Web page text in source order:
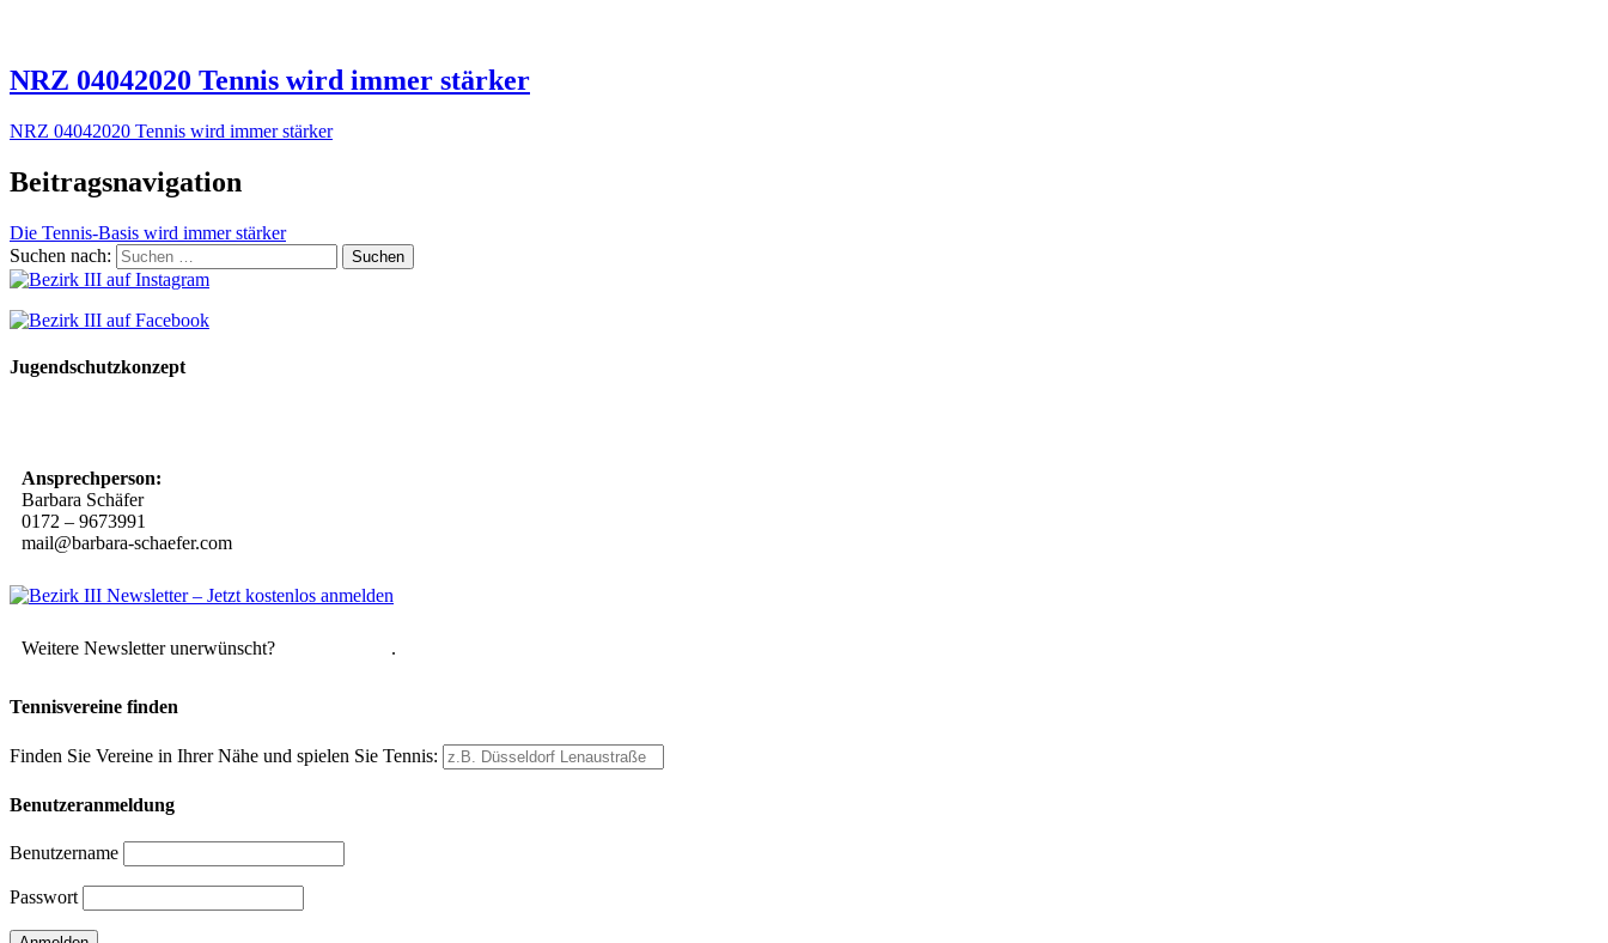
NRZ 04042020 Tennis wird immer stärker
NRZ 04042020 Tennis wird immer stärker
Beitragsnavigation
Die Tennis-Basis wird immer stärker
Suchen nach:
Jugendschutzkonzept
Ansprechperson:
Barbara Schäfer
0172 – 9673991
mail@barbara-schaefer.com
Weitere Newsletter unerwünscht? .
Tennisvereine finden
Finden Sie Vereine in Ihrer Nähe und spielen Sie Tennis:
Benutzeranmeldung
Benutzername
Passwort